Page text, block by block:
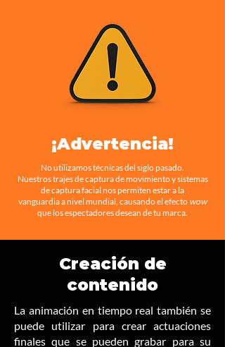
¡Advertencia!
No utilizamos técnicas del siglo pasado.
Nuestros trajes de captura de movimiento y sistemas
de captura facial nos permiten estar a la
vanguardia a nivel mundial, causando el efecto wow
que los espectadores desean de tu marca.
Creación de
contenido
La animación en tiempo real también se
puede utilizar para crear actuaciones
finales que se pueden grabar para su